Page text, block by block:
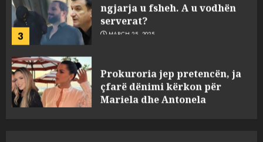
3 MARCH 25, 2025
4
Mariela dhe Antonela
Berishën
MARCH 25, 2025